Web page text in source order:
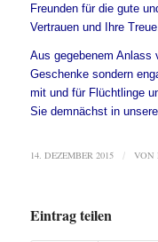
Freunden für die gute
Vertrauen und Ihre Treue.
Aus gegebenem Anlass
Geschenke sondern
mit und für Flüchtlinge
Sie demnächst in
14. DEZEMBER 2015 / VON
Eintrag teilen